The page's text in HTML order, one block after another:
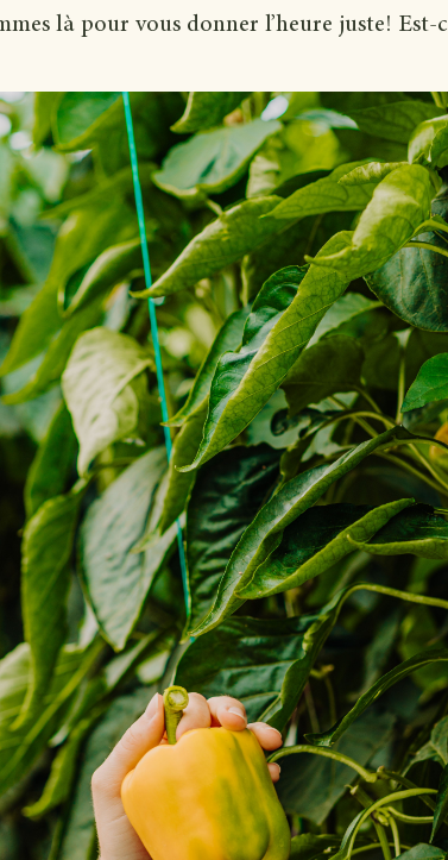
là pour vous donner l’heure juste! Est-